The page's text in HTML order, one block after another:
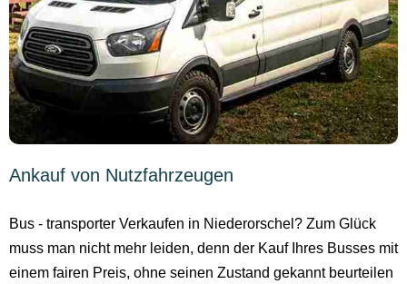
Ankauf von Nutzfahrzeugen
Bus - transporter Verkaufen in Niederorschel? Zum Glück
muss man nicht mehr leiden, denn der Kauf Ihres Busses mit
einem fairen Preis, ohne seinen Zustand gekannt beurteilen